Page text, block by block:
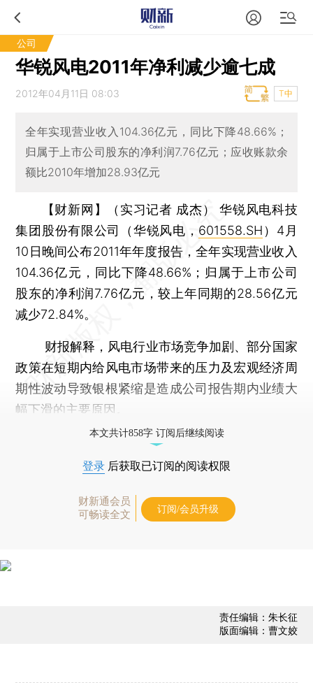
公司
华锐风电2011年净利减少逾七成
2012年04月11日 08:03 T中
全年实现营业收入104.36亿元，同比下降48.66%；
归属于上市公司股东的净利润7.76亿元；应收账款余
额比2010年增加28.93亿元
【财新网】（实习记者 成杰）
华锐风电科技
集团股份有限公司（华锐风电， 601558.SH ）4月
10日晚间公布2011年年度报告，全年实现营业收入
104.36亿元，同比下降48.66%；归属于上市公司
股东的净利润7.76亿元，较上年同期的28.56亿元
减少72.84%。
财报解释，风电行业市场竞争加剧、部分国家
政策在短期内给风电市场带来的压力及宏观经济周
期性波动导致银根紧缩是造成公司报告期内业绩大
幅下滑的主要原因。
本文共计858字 订阅后继续阅读
登录 后获取已订阅的阅读权限
财新通会员
可畅读全文
订阅/会员升级
责任编辑：朱长征
版面编辑：曹文姣